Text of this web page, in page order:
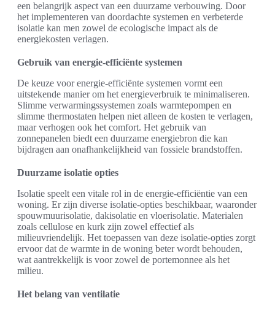
een belangrijk aspect van een duurzame verbouwing. Door
het implementeren van doordachte systemen en verbeterde
isolatie kan men zowel de ecologische impact als de
energiekosten verlagen.
Gebruik van energie-efficiënte systemen
De keuze voor energie-efficiënte systemen vormt een
uitstekende manier om het energieverbruik te minimaliseren.
Slimme verwarmingssystemen zoals warmtepompen en
slimme thermostaten helpen niet alleen de kosten te verlagen,
maar verhogen ook het comfort. Het gebruik van
zonnepanelen biedt een duurzame energiebron die kan
bijdragen aan onafhankelijkheid van fossiele brandstoffen.
Duurzame isolatie opties
Isolatie speelt een vitale rol in de energie-efficiëntie van een
woning. Er zijn diverse isolatie-opties beschikbaar, waaronder
spouwmuurisolatie, dakisolatie en vloerisolatie. Materialen
zoals cellulose en kurk zijn zowel effectief als
milieuvriendelijk. Het toepassen van deze isolatie-opties zorgt
ervoor dat de warmte in de woning beter wordt behouden,
wat aantrekkelijk is voor zowel de portemonnee als het
milieu.
Het belang van ventilatie